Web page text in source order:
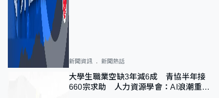
新聞資訊 新聞熱話
大學生職業空缺3年減6成 青協半年接
660宗求助 人力資源學會：AI浪潮重整